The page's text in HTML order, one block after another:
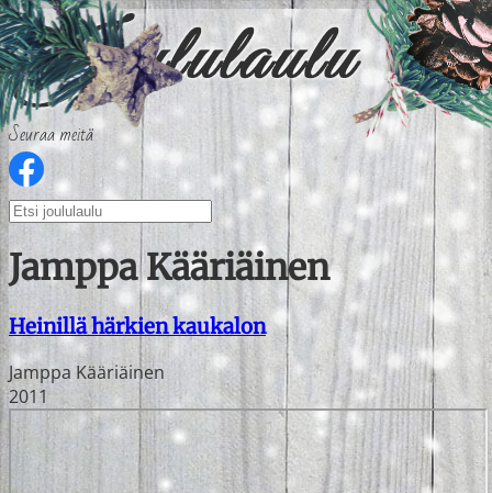
Seuraa meitä
Jamppa Kääriäinen
Heinillä härkien kaukalon
Jamppa Kääriäinen
2011